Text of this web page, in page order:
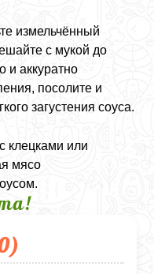
измельчённый
с мукой до
и аккуратно
посолите и
загустения соуса.
клецками или
мясо
)